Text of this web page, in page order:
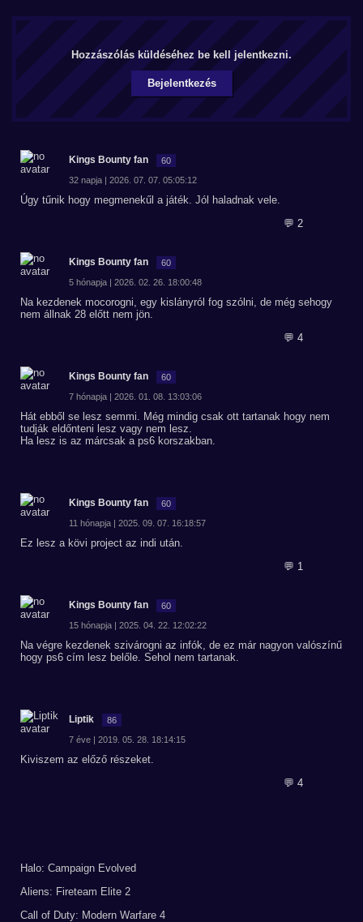
Hozzászólás küldéséhez be kell jelentkezni.
Bejelentkezés
Kings Bounty fan 60
32 napja | 2026. 07. 07. 05:05:12
Úgy tűnik hogy megmenekűl a játék. Jól haladnak vele.
💬 2
Kings Bounty fan 60
5 hónapja | 2026. 02. 26. 18:00:48
Na kezdenek mocorogni, egy kislányról fog szólni, de még sehogy
nem állnak 28 előtt nem jön.
💬 4
Kings Bounty fan 60
7 hónapja | 2026. 01. 08. 13:03:06
Hát ebből se lesz semmi. Még mindig csak ott tartanak hogy nem
tudják eldőnteni lesz vagy nem lesz.
Ha lesz is az márcsak a ps6 korszakban.
Kings Bounty fan 60
11 hónapja | 2025. 09. 07. 16:18:57
Ez lesz a kövi project az indi után.
💬 1
Kings Bounty fan 60
15 hónapja | 2025. 04. 22. 12:02:22
Na végre kezdenek szivárogni az infók, de ez már nagyon valószínű
hogy ps6 cím lesz belőle. Sehol nem tartanak.
Liptik 86
7 éve | 2019. 05. 28. 18:14:15
Kiviszem az előző részeket.
💬 4
Halo: Campaign Evolved
Aliens: Fireteam Elite 2
Call of Duty: Modern Warfare 4